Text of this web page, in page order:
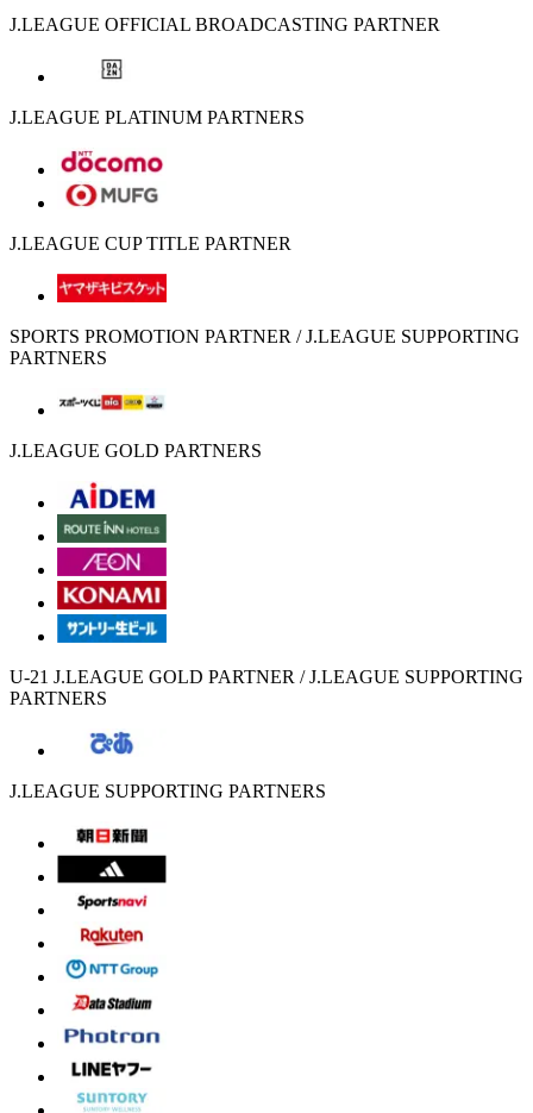
J.LEAGUE OFFICIAL BROADCASTING PARTNER
J.LEAGUE PLATINUM PARTNERS
J.LEAGUE CUP TITLE PARTNER
SPORTS PROMOTION PARTNER / J.LEAGUE SUPPORTING
PARTNERS
J.LEAGUE GOLD PARTNERS
U-21 J.LEAGUE GOLD PARTNER / J.LEAGUE SUPPORTING
PARTNERS
J.LEAGUE SUPPORTING PARTNERS